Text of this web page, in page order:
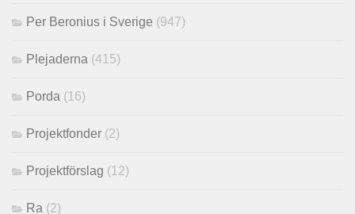
Per Beronius i Sverige (947)
Plejaderna (415)
Porda (16)
Projektfonder (2)
Projektförslag (12)
Ra (2)